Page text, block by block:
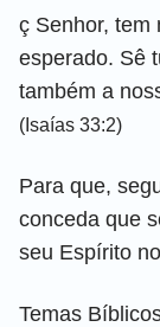
ç Senhor, tem
esperado. Sê
também a
(Isaías 33:2)
Para que,
conceda que
seu Espírito
Temas